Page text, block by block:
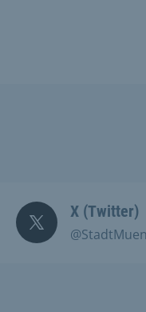
X (Twitter)